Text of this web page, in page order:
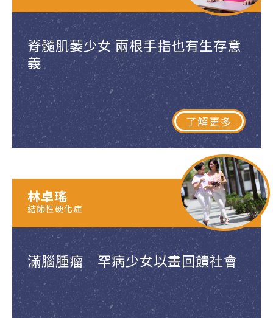
脊髓肌萎少女 兩根手指也有生存意
義
了解更多
滿腦腫瘤 罕病少女以畫回饋社會
林卓瑤
結節性硬化症